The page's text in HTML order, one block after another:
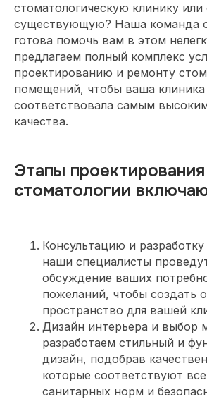
стоматологическую клинику
существующую? Наша команда
готова помочь вам в этом
предлагаем полный комплекс
проектированию и ремонту
помещений, чтобы ваша клиника
соответствовала самым
качества.
Этапы
стоматологии
Консультацию и
наши специалисты
обсуждение ваших
пожеланий, чтобы создать
пространство для вашей
Дизайн интерьера и выбор
разработаем стильный и
дизайн, подобрав
которые соответствуют
санитарных норм и